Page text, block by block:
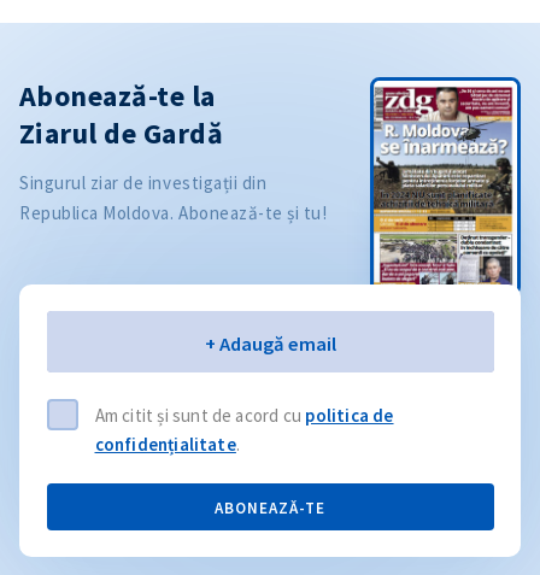
Abonează-te la
Ziarul de Gardă
Singurul ziar de investigații din
Republica Moldova. Abonează-te și tu!
+ Adaugă email
Am citit și sunt de acord cu politica de
confidențialitate.
ABONEAZĂ-TE